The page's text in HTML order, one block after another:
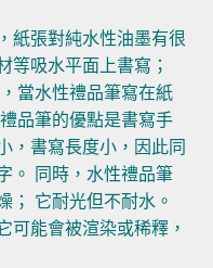
紙張對純水性油墨有很
等吸水平面上書寫；
當水性禮品筆寫在紙
品筆的優點是書寫手
，書寫長度小，因此同
。 同時，水性禮品筆
； 它耐光但不耐水。
可能會被渲染或稀釋，